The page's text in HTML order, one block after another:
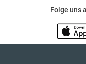
Folge uns